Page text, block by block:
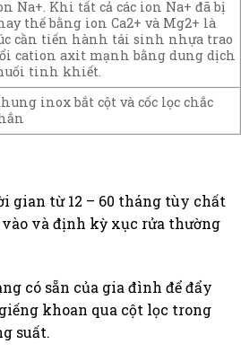
Na+. Khi tất cả các ion Na+ đã bị
thế bằng ion Ca2+ và Mg2+ là
cần tiến hành tái sinh nhựa trao
cation axit mạnh bằng dung dịch
tinh khiết.
inox bắt cột và cốc lọc chắc
gian từ 12 – 60 tháng tùy chất
và định kỳ xục rửa thường
có sẵn của gia đình để đẩy
khoan qua cột lọc trong
suất.